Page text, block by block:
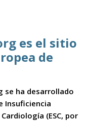
es el sitio
de
ha desarrollado
Insuficiencia
(ESC, por